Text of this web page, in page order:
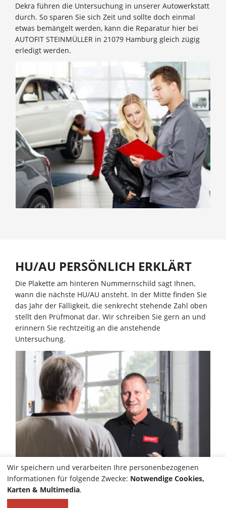
Dekra führen die Untersuchung in unserer Autowerkstatt
durch. So sparen Sie sich Zeit und sollte doch einmal
etwas bemängelt werden, kann die Reparatur hier bei
AUTOFIT STEINMÜLLER in 21079 Hamburg gleich zügig
erledigt werden.
HU/AU PERSÖNLICH ERKLÄRT
Die Plakette am hinteren Nummernschild sagt Ihnen,
wann die nächste HU/AU ansteht. In der Mitte finden Sie
das Jahr der Fälligkeit, die senkrecht stehende Zahl oben
stellt den Prüfmonat dar. Wir schreiben Sie gern an und
erinnern Sie rechtzeitig an die anstehende
Untersuchung.
Wir speichern und verarbeiten Ihre personenbezogenen
Informationen für folgende Zwecke: Notwendige Cookies,
Karten & Multimedia.